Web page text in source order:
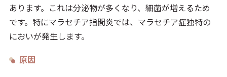
あります。これは分泌物が多くなり、細菌が増えるため
です。特にマラセチア指間炎では、マラセチア症独特の
においが発生します。
原因